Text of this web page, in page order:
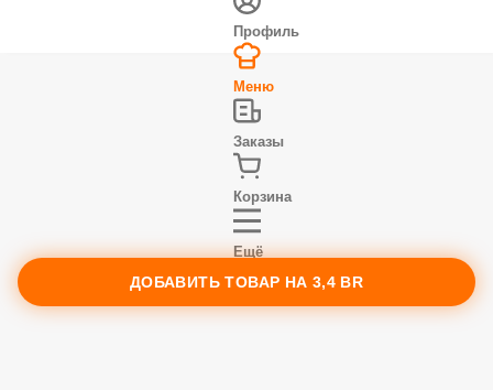
ДОБАВИТЬ ТОВАР НА 3,4 BR
Профиль
Меню
Заказы
Корзина
Ещё